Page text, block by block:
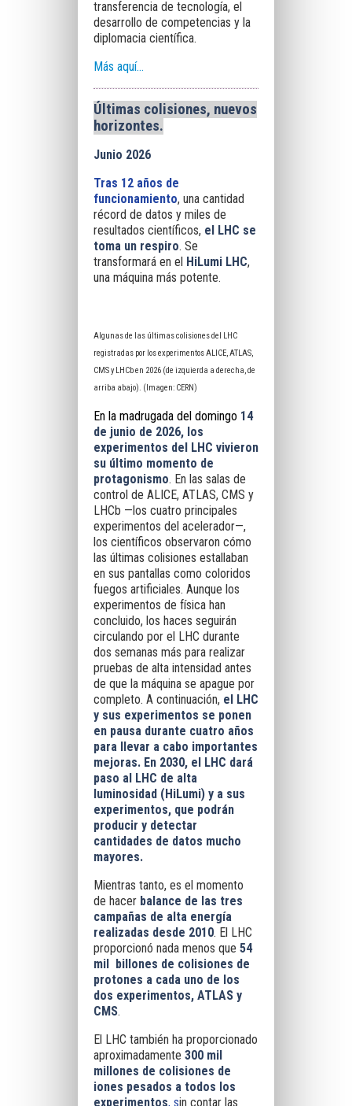
transferencia de tecnología, el
desarrollo de competencias y la
diplomacia científica.
Más aquí…
Últimas colisiones, nuevos
horizontes.
Junio 2026
Tras 12 años de
funcionamiento, una cantidad
récord de datos y miles de
resultados científicos, el LHC se
toma un respiro. Se
transformará en el HiLumi LHC,
una máquina más potente.
Algunas de las últimas colisiones del LHC
registradas por los experimentos ALICE, ATLAS,
CMS y LHCb en 2026 (de izquierda a derecha, de
arriba abajo). (Imagen: CERN)
En la madrugada del domingo 14
de junio de 2026, los
experimentos del LHC vivieron
su último momento de
protagonismo. En las salas de
control de ALICE, ATLAS, CMS y
LHCb —los cuatro principales
experimentos del acelerador—,
los científicos observaron cómo
las últimas colisiones estallaban
en sus pantallas como coloridos
fuegos artificiales. Aunque los
experimentos de física han
concluido, los haces seguirán
circulando por el LHC durante
dos semanas más para realizar
pruebas de alta intensidad antes
de que la máquina se apague por
completo. A continuación, el LHC
y sus experimentos se ponen
en pausa durante cuatro años
para llevar a cabo importantes
mejoras. En 2030, el LHC dará
paso al LHC de alta
luminosidad (HiLumi) y a sus
experimentos, que podrán
producir y detectar
cantidades de datos mucho
mayores.
Mientras tanto, es el momento
de hacer balance de las tres
campañas de alta energía
realizadas desde 2010. El LHC
proporcionó nada menos que 54
mil billones de colisiones de
protones a cada uno de los
dos experimentos, ATLAS y
CMS.
El LHC también ha proporcionado
aproximadamente 300 mil
millones de colisiones de
iones pesados a todos los
experimentos, sin contar las